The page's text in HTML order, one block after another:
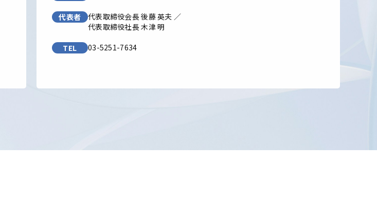
代表者
代表取締役会長 後藤 英夫 ／
代表取締役社長 木津 明
TEL 03-5251-7634